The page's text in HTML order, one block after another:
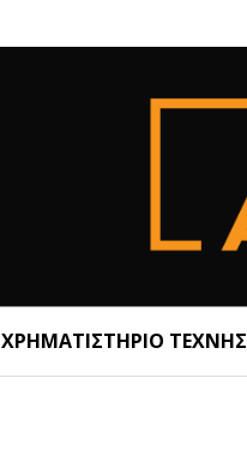
ΧΡΗΜΑΤΙΣΤΗΡΙΟ ΤΕΧΝΗΣ